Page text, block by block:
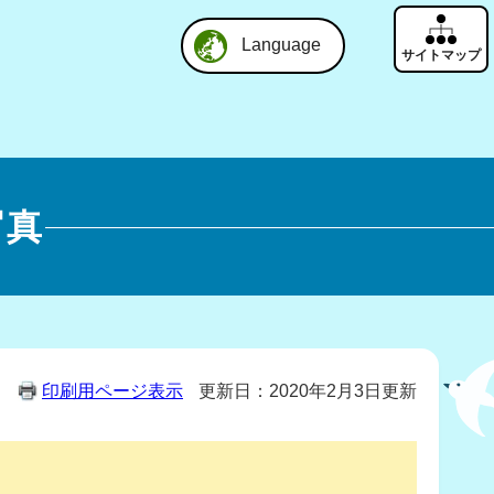
Language
印刷用ページ表示 更新日：2020年2月3日更新